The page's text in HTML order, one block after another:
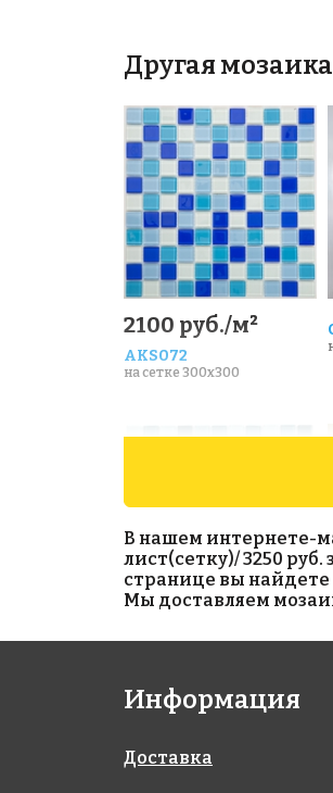
Другая
2100 руб./м²
AKS072
на сетке 300x300
3650 руб./м²
на сетке 300x300
В нашем интернете-
лист(сетку)/ 3250
странице вы найдете
Мы доставляем
Информация
Доставка